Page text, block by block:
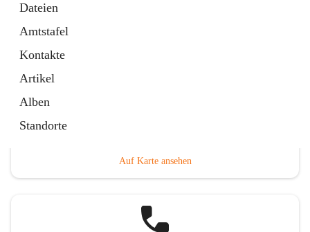
Dateien
Amtstafel
Kontakte
Artikel
Alben
Standorte
Auf Karte ansehen